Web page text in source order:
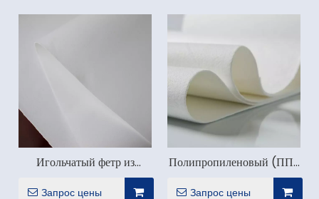
Игольчатый фетр из
полиэстера (PE)
Запрос цены
Полипропиленовый (ПП)
игольчатый войлок
Запрос цены